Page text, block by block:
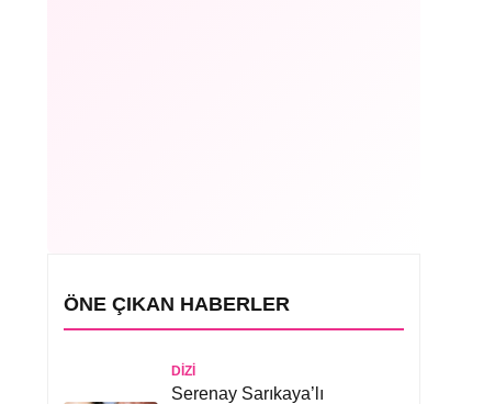
ÖNE ÇIKAN HABERLER
DIZI
Serenay Sarıkaya’lı